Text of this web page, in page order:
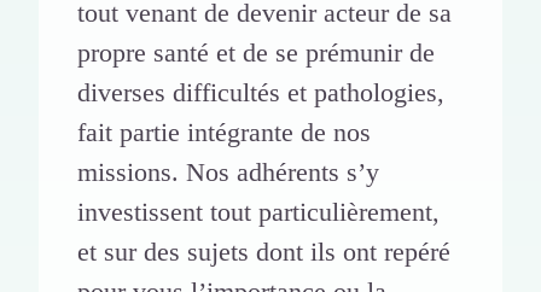
tout venant de devenir acteur de sa
propre santé et de se prémunir de
diverses difficultés et pathologies,
fait partie intégrante de nos
missions. Nos adhérents s’y
investissent tout particulièrement,
et sur des sujets dont ils ont repéré